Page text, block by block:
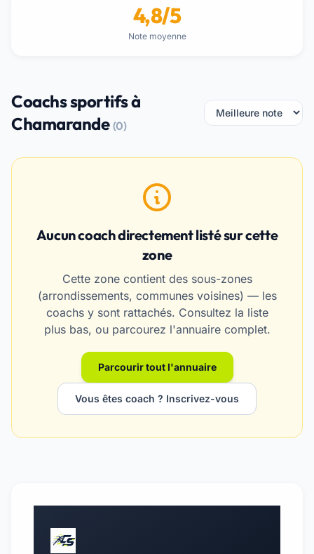
4,8/5
Note moyenne
Coachs sportifs à
Chamarande (0)
Aucun coach directement listé sur cette
zone
Cette zone contient des sous-zones
(arrondissements, communes voisines) — les
coachs y sont rattachés. Consultez la liste
plus bas, ou parcourez l'annuaire complet.
Parcourir tout l'annuaire
Vous êtes coach ? Inscrivez-vous